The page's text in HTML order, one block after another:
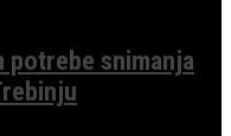
potrebe snimanja